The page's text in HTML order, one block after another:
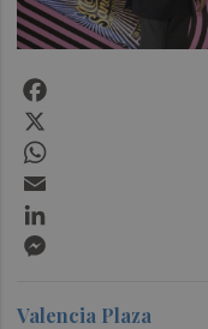
Valencia Plaza